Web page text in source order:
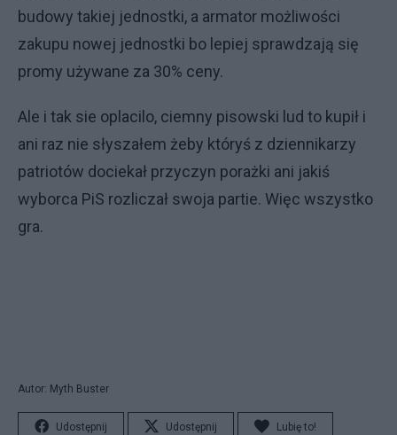
budowy takiej jednostki, a armator możliwości
zakupu nowej jednostki bo lepiej sprawdzają się
promy używane za 30% ceny.
Ale i tak sie oplacilo, ciemny pisowski lud to kupił i
ani raz nie słyszałem żeby któryś z dziennikarzy
patriotów dociekał przyczyn porażki ani jakiś
wyborca PiS rozliczał swoja partie. Więc wszystko
gra.
Autor: Myth Buster
Udostępnij Udostępnij Lubię to!